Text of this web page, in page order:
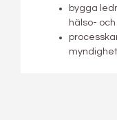
bygga
hälso-